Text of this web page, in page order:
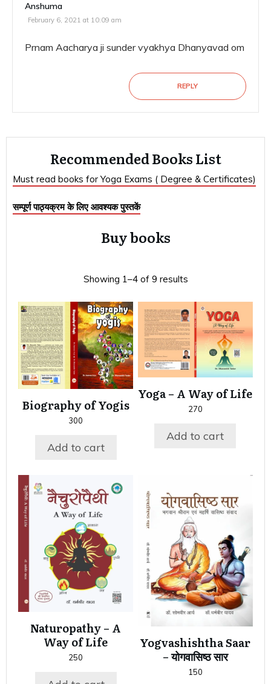
Anshuma
February 6, 2021 at 10:09 am
Prnam Aacharya ji sunder vyakhya Dhanyavad om
REPLY
Recommended Books List
Must read books for Yoga Exams ( Degree & Certificates)
सम्पूर्ण पाठ्यक्रम के लिए आवश्यक पुस्तकें
Buy books
Showing 1–4 of 9 results
Biography of Yogis
300
Add to cart
Yoga – A Way of Life
270
Add to cart
Naturopathy – A
Way of Life
250
Yogvashishtha Saar
– योगवासिष्ठ सार
150